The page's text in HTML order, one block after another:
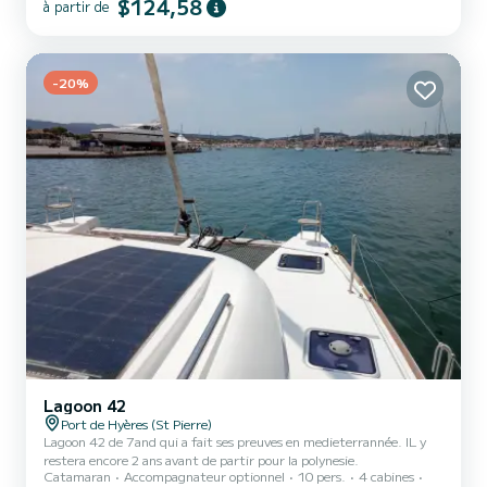
conseillons pour 4 pers. en version confort*. Il est équipé de
d’une poignée de commande marche avant / marche arrière et...
à partir de $124,58
-20%
Lagoon 42
Port de Hyères (St Pierre)
Lagoon 42 de 7and qui a fait ses preuves en medieterrannée. IL y
restera encore 2 ans avant de partir pour la polynesie.
Catamaran
Accompagnateur optionnel 10 pers.
4 cabines